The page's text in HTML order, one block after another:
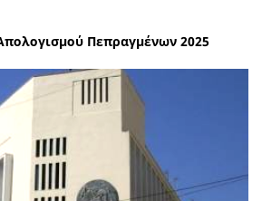
Πεπραγμένων 2025